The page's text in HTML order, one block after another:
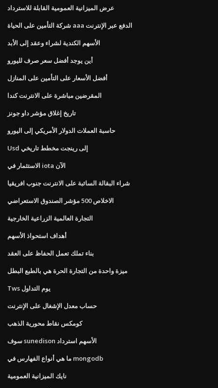
عرض الميزانية العمومية القابلة للاسترداد
شركة التأمين على الحياة aaa الدفع عبر الإنترنت
الأسهم الكندية لشراء وعقد إلى الأبد
أين يوجد أفضل سعر صرف لليورو
أفضل الأسعار على التأمين على المنازل
المقرضين مباشرة على الانترنت كندا
تاريخ إغلاق مؤشر داو جونز
حاسبة العملات الدولار الأمريكي إلى اليورو
Usd إلى رينجت مخطط تاريخي
الاستثمار في iota الآن
شراء البقالة السائبة على الانترنت جنوب افريقيا
الاخلاص 500 مؤشر الصندوق الاستعراضي
التجارة العالمية الزراعية الخارجية
أهداف استحواذ الأسهم
بناء تملك تعمل الحفاظ على العقد
ميزة واحدة من التجارة الحرة هي بالطبع البطل
Tws يوم التداول
حساب معدل الإشغال على الإنترنت
كومكس نقاط محورية الذهب
سوف sunedison الأسهم استرداد
ما هي أنواع الفهارس في mongodb
نايك الميزانية العمومية